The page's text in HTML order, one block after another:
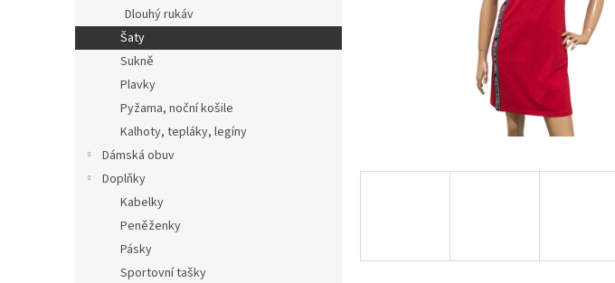
e
l
Dlouhý rukáv
Šaty
Sukně
Plavky
Pyžama, noční košile
Kalhoty, tepláky, legíny
Dámská obuv
Doplňky
Kabelky
Peněženky
Pásky
Sportovní tašky